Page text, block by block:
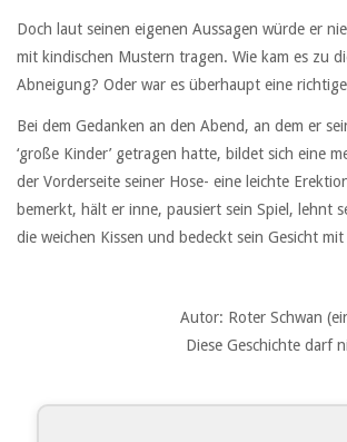
Doch laut seinen eigenen Aussagen würde er
mit kindischen Mustern tragen. Wie kam es zu
Abneigung? Oder war es überhaupt eine
Bei dem Gedanken an den Abend, an dem er
‘große Kinder’ getragen hatte, bildet sich eine
der Vorderseite seiner Hose- eine leichte
bemerkt, hält er inne, pausiert sein Spiel, lehnt
die weichen Kissen und bedeckt sein Gesicht
Autor: Roter Schwan
Diese Geschichte darf